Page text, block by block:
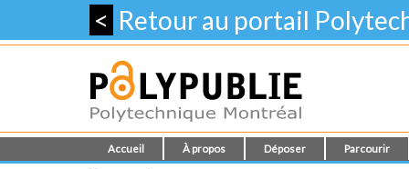
< Retour au portail
Accueil À propos Déposer Parcourir